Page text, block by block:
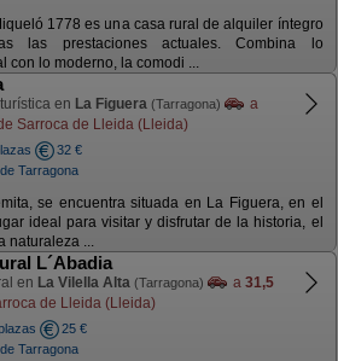
1778 es una casa rural de alquiler íntegro
las prestaciones actuales. Combina lo
con lo moderno, la comodi ...
en La Figuera (Tarragona)
a
Sarroca de Lleida (Lleida)
32 €
Tarragona
se encuentra situada en La Figuera, en el
ideal para visitar y disfrutar de la historia, el
naturaleza ...
L´Abadia
en La Vilella Alta (Tarragona) a 31,5
de Lleida (Lleida)
25 €
Tarragona